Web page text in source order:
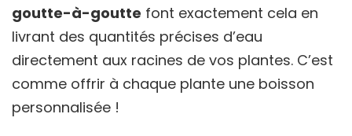
goutte-à-goutte font exactement cela en
livrant des quantités précises d’eau
directement aux racines de vos plantes. C’est
comme offrir à chaque plante une boisson
personnalisée !